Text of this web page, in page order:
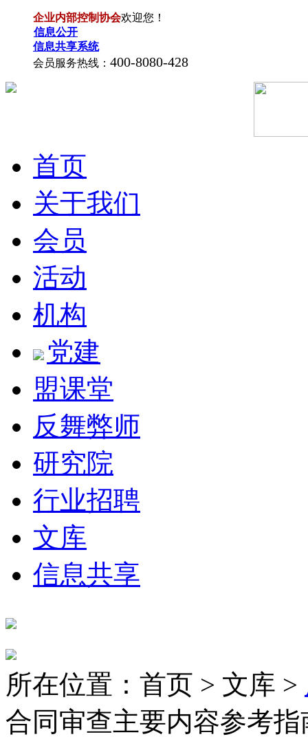
企业内部控制协会欢迎您！
信息公开
信息共享系统
会员服务热线： 400-8080-428
首页
关于我们
会员
活动
机构
党建
盟课堂
反舞弊师
研究院
行业招聘
文库
信息共享
所在位置：首页 > 文库 >
合同审查主要内容参考指